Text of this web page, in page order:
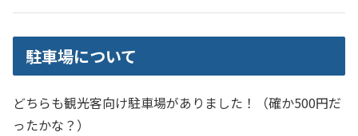
駐車場について
どちらも観光客向け駐車場がありました！（確か500円だ
ったかな？）